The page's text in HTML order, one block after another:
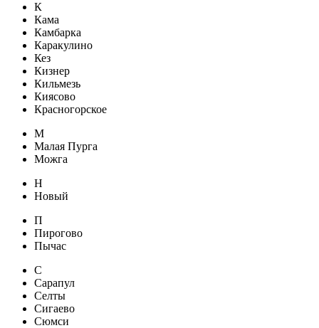
К
Кама
Камбарка
Каракулино
Кез
Кизнер
Кильмезь
Киясово
Красногорское
М
Малая Пурга
Можга
Н
Новый
П
Пирогово
Пычас
С
Сарапул
Селты
Сигаево
Сюмси